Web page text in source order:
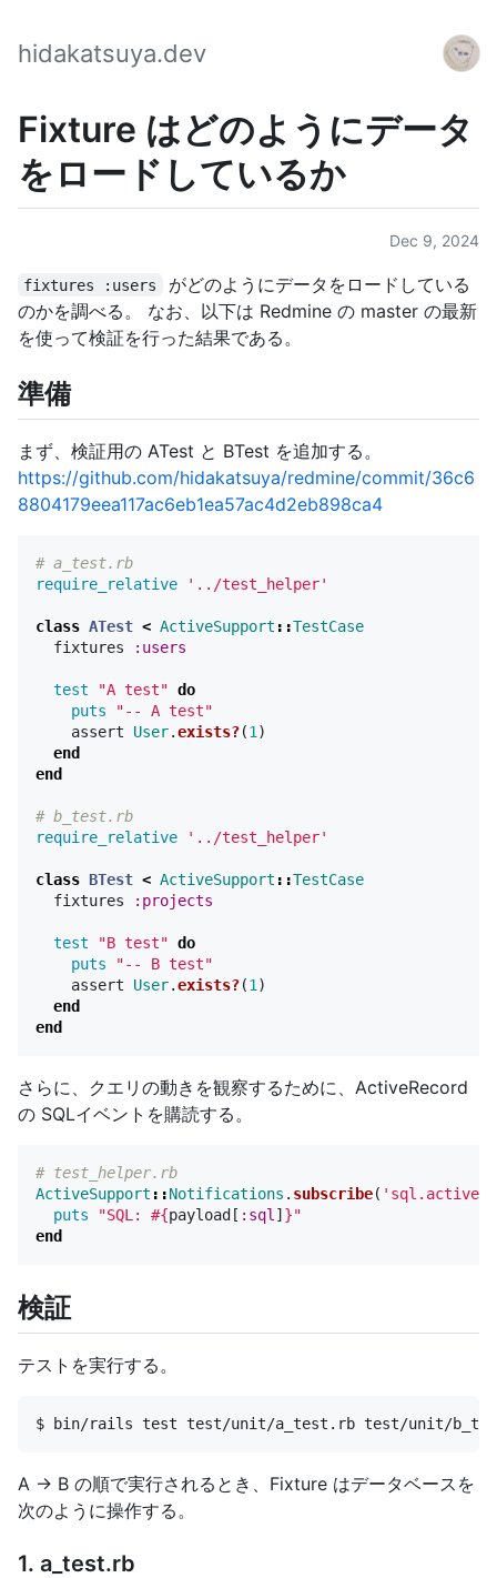
hidakatsuya.dev
Fixture はどのようにデータ
をロードしているか
Dec 9, 2024
fixtures :users
がどのようにデータをロードしている
のかを調べる。 なお、以下は Redmine の master の最新
を使って検証を行った結果である。
準備
まず、検証用の ATest と BTest を追加する。
https://github.com/hidakatsuya/redmine/commit/36c6
8804179eea117ac6eb1ea57ac4d2eb898ca4
# a_test.rb
require_relative
'../test_helper'
class ATest < ActiveSupport ::TestCase
fixtures
:users
test "A test" do
puts
"-- A test"
assert
User.exists?(1 )
end
end
# b_test.rb
require_relative
'../test_helper'
class BTest < ActiveSupport ::TestCase
fixtures
:projects
test "B test" do
puts
"-- B test"
assert
User.exists?(1 )
end
end
さらに、クエリの動きを観察するために、ActiveRecord
の SQLイベントを購読する。
# test_helper.rb
ActiveSupport ::Notifications . subscribe(
puts
"SQL: #{payload [ :sql ] }"
end
検証
テストを実行する。
A -> B の順で実行されるとき、Fixture はデータベースを
次のように操作する。
1. a_test.rb